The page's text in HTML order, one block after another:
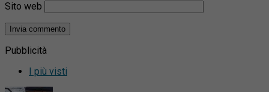
Sito web
Pubblicità
I più visti